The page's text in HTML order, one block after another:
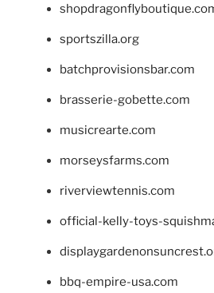
sportszilla.org
batchprovisionsbar.com
brasserie-gobette.com
musicrearte.com
morseysfarms.com
riverviewtennis.com
official-kelly-toys-
bbq-empire-usa.com